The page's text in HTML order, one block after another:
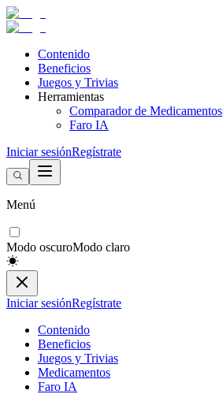
Contenido
Beneficios
Juegos y Trivias
Herramientas
Comparador de Medicamentos
Faro IA
Iniciar sesiónRegístrate
Menú
Modo oscuroModo claro
Iniciar sesiónRegístrate
Contenido
Beneficios
Juegos y Trivias
Medicamentos
Faro IA